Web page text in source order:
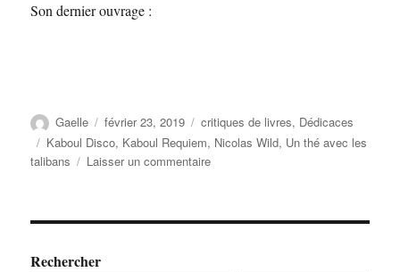
Son dernier ouvrage :
Gaelle février 23, 2019 critiques de livres, Dédicaces
Kaboul Disco, Kaboul Requiem, Nicolas Wild, Un thé avec les
talibans
Laisser un commentaire
Rechercher